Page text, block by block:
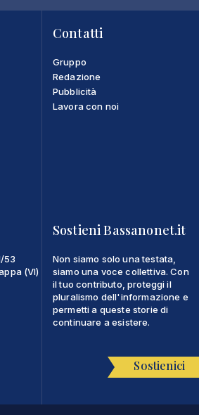
Contatti
Gruppo
Redazione
Pubblicità
Lavora con noi
53
(VI)
Sostieni Bassanonet.it
Non siamo solo una testata,
siamo una voce collettiva. Con
il tuo contributo, proteggi il
pluralismo dell'informazione e
permetti a queste storie di
continuare a esistere.
Sostienici